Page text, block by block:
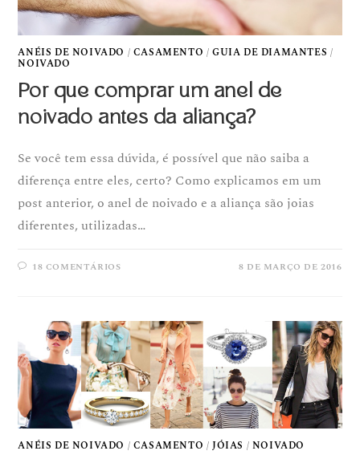
ANÉIS DE NOIVADO / CASAMENTO /GUIA DE DIAMANTES /
NOIVADO
Por que comprar um anel de
noivado antes da aliança?
Se você tem essa dúvida, é possível que não saiba a
diferença entre eles, certo? Como explicamos em um
post anterior, o anel de noivado e a aliança são joias
diferentes, utilizadas…
18 COMENTÁRIOS 8 DE MARÇO DE 2016
ANÉIS DE NOIVADO / CASAMENTO /JÓIAS / NOIVADO